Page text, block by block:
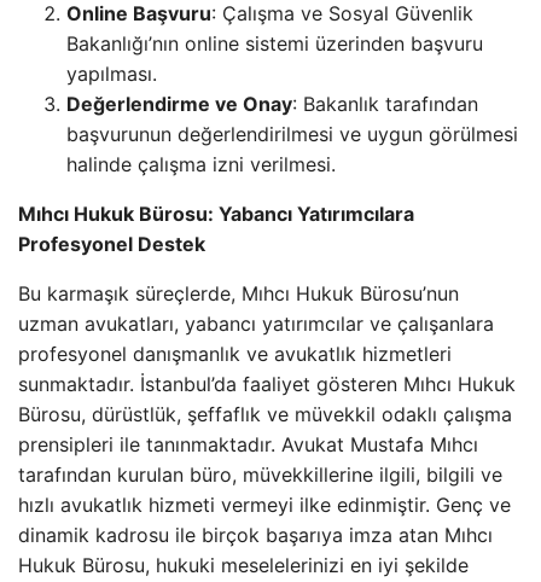
Online Başvuru: Çalışma ve Sosyal Güvenlik
Bakanlığı’nın online sistemi üzerinden başvuru
yapılması.
Değerlendirme ve Onay: Bakanlık tarafından
başvurunun değerlendirilmesi ve uygun görülmesi
halinde çalışma izni verilmesi.
Mıhcı Hukuk Bürosu: Yabancı Yatırımcılara
Profesyonel Destek
Bu karmaşık süreçlerde, Mıhcı Hukuk Bürosu’nun
uzman avukatları, yabancı yatırımcılar ve çalışanlara
profesyonel danışmanlık ve avukatlık hizmetleri
sunmaktadır. İstanbul’da faaliyet gösteren Mıhcı Hukuk
Bürosu, dürüstlük, şeffaflık ve müvekkil odaklı çalışma
prensipleri ile tanınmaktadır. Avukat Mustafa Mıhcı
tarafından kurulan büro, müvekkillerine ilgili, bilgili ve
hızlı avukatlık hizmeti vermeyi ilke edinmiştir. Genç ve
dinamik kadrosu ile birçok başarıya imza atan Mıhcı
Hukuk Bürosu, hukuki meselelerinizi en iyi şekilde